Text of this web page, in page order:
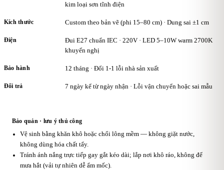
kim loại sơn tĩnh điện
Kích thước Custom theo bản vẽ (phi 15–80 cm) · Dung sai ±1 cm
Điện
Đui E27 chuẩn IEC · 220V · LED 5–10W warm 2700K
khuyến nghị
Bảo hành 12 tháng · Đổi 1-1 lỗi nhà sản xuất
Đổi trả 7 ngày kể từ ngày nhận · Lỗi vận chuyển hoặc sai mẫu
Bảo quản · lưu ý thủ công
Vệ sinh bằng khăn khô hoặc chổi lông mềm — không giặt nước,
không dùng hóa chất tẩy.
Tránh ánh nắng trực tiếp gay gắt kéo dài; lắp nơi khô ráo, không để
mưa hắt (vải tự nhiên dễ ẩm mốc).